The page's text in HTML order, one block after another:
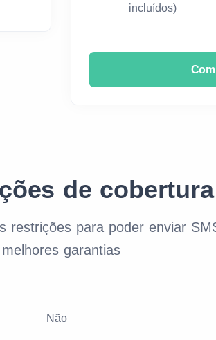
incluídos)
de cobertura
restrições para poder enviar
melhores garantias
Não